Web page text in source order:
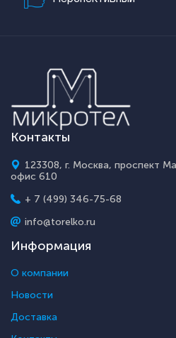
Контакты
123308, г. Москва, проспект
офис 610
+ 7 (499) 346-75-68
info@torelko.ru
Информация
О компании
Новости
Доставка